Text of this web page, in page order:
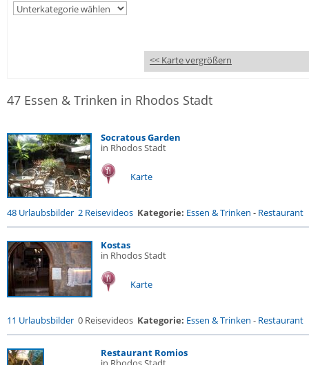
<< Karte vergrößern
47 Essen & Trinken in Rhodos Stadt
Socratous Garden
in Rhodos Stadt
Karte
48 Urlaubsbilder 2 Reisevideos Kategorie: Essen & Trinken - Restaurant
Kostas
in Rhodos Stadt
Karte
11 Urlaubsbilder 0 Reisevideos Kategorie: Essen & Trinken - Restaurant
Restaurant Romios